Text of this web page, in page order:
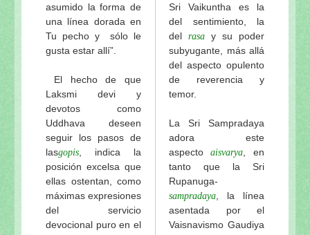
asumido la forma de
una línea dorada en
Tu pecho y sólo le
gusta estar allí”.
El hecho de que
Laksmi devi y
devotos como
Uddhava deseen
seguir los pasos de
lasgopis , indica la
posición excelsa que
ellas ostentan, como
máximas expresiones
del servicio
devocional puro en el
Sri Vaikuntha es la
del sentimiento, la
del rasa y su poder
subyugante, más allá
del aspecto opulento
de reverencia y
temor.
La Sri Sampradaya
adora este
aspecto aisvarya , en
tanto que la Sri
Rupanuga-
sampradaya , la línea
asentada por el
Vaisnavismo Gaudiya